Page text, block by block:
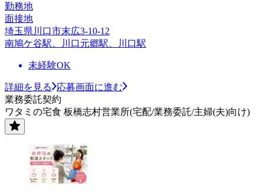
勤務地
面接地
埼玉県川口市末広3-10-12
南鳩ケ谷駅、川口元郷駅、川口駅
未経験OK
詳細を見る
応募画面に進む
業務委託契約
ワタミの宅食 板橋志村営業所(宅配/業務委託/主婦(夫)向け)